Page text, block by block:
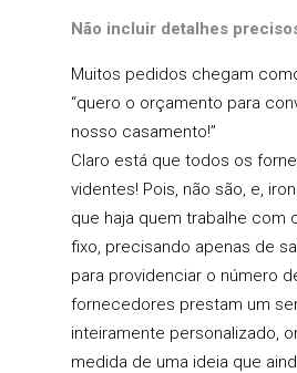
Não incluir detalhes
Muitos pedidos chegam
“quero o orçamento para
nosso casamento!”
Claro está que todos os
videntes! Pois, não são, e,
que haja quem trabalhe com
fixo, precisando apenas de
para providenciar o número
fornecedores prestam um
inteiramente personalizado,
medida de uma ideia que